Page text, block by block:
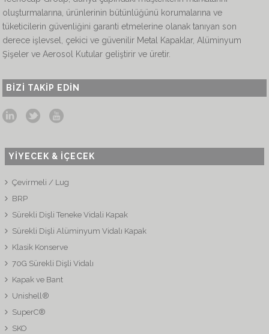
oluşturmalarına, ürünlerinin bütünlüğünü korumalarına ve
tüketicilerin güvenliğini garanti etmelerine olanak tanıyan son
derece işlevsel, çekici ve güvenilir Metal Kapaklar, Alüminyum
Şişeler ve Aerosol Kutular geliştirir ve üretir.
BIZI TAKIP EDIN
YİYECEK & İÇECEK
Çevirmeli / Lug
BRP
Sürekli Dişli Teneke Vidali Kapak
Sürekli Dişli Alüminyum Vidalı Kapak
Klasik Konserve
70G Sürekli Dişli Vidalı
Kapak ve Bant
Unishell®
SuperC®
SKO